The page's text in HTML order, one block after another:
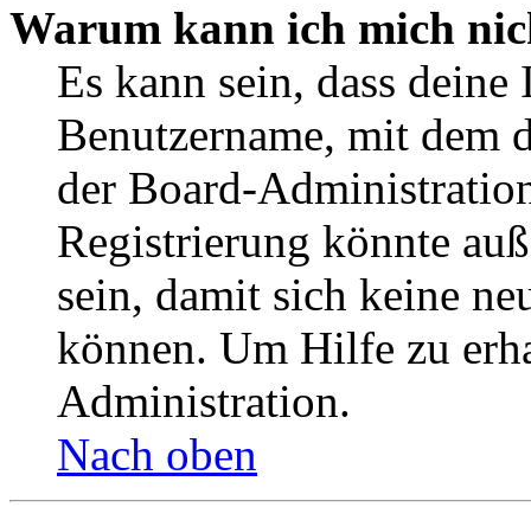
Warum kann ich mich
Es kann sein, dass
Benutzername, mit dem
der Board-
Registrierung könnte
sein, damit sich keine
können. Um Hilfe zu
Administration.
Nach oben